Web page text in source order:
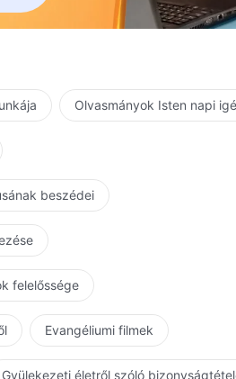
valóban megtértem.
sértést,
rejtőzik.
közelebb érzem magam
Olvasmányok Isten napi
beszédei
felelőssége
Evangéliumi filmek
Gyülekezeti életről szóló